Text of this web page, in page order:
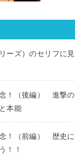
ーズ）のセリフに見
！（後編） 進撃の
本能
！（前編） 歴史に
！！